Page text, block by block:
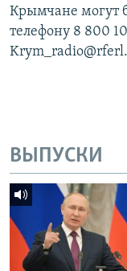
Крымчане могут
телефону 8 800
ВЫПУСКИ